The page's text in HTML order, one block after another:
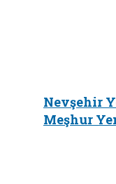
Nevşehir
Meşhur